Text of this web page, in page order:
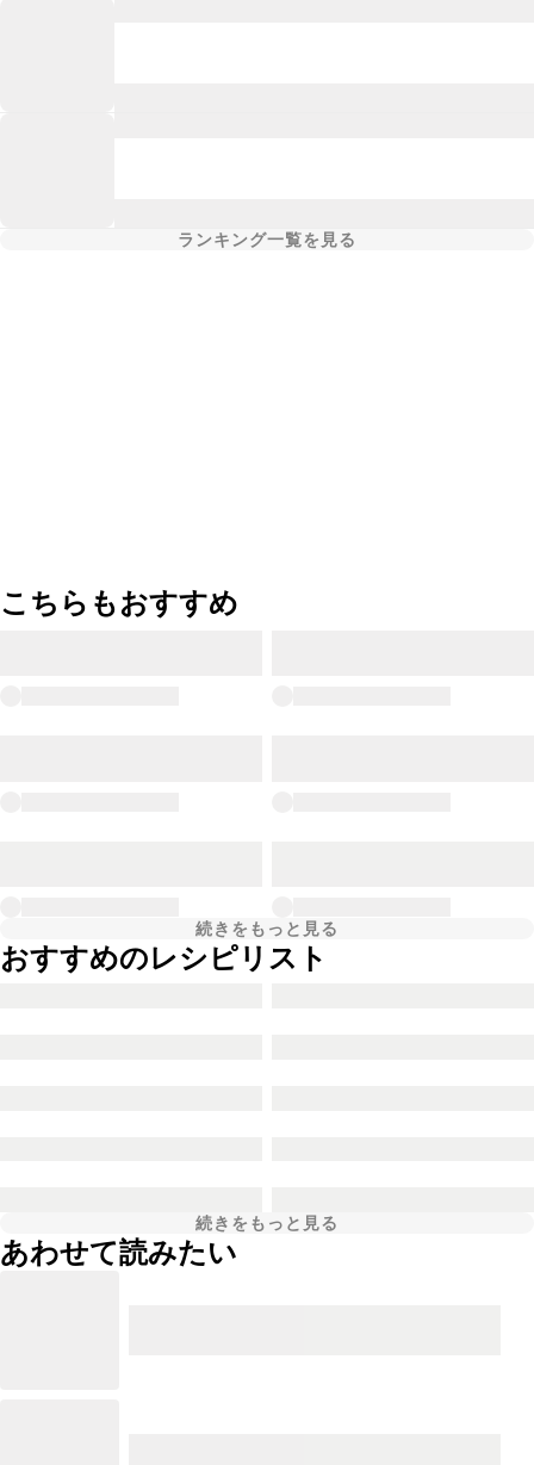
ランキング一覧を見る
こちらもおすすめ
続きをもっと見る
おすすめのレシピリスト
続きをもっと見る
あわせて読みたい